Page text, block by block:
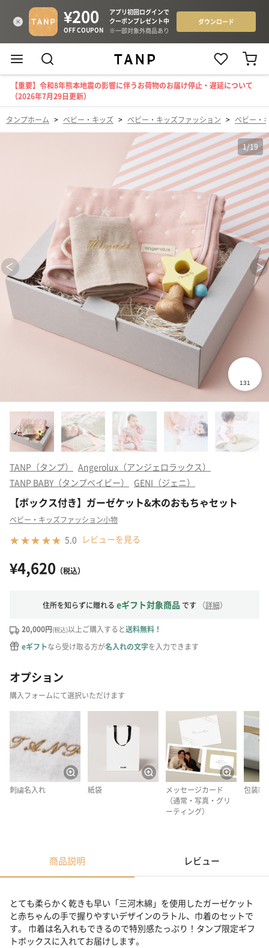
【重要】令和8年熊本地震の影響に伴うお荷物のお届け停止・遅延について
（2026年7月29日更新）
タンプホーム > ベビー・キッズ > ベビー・キッズファッション > ベビー・
1/19
TANP（タンプ）
Angerolux（アンジェロラックス）
TANP BABY（タンプベイビー）
GENI（ジェニ）
【ボックス付き】ガーゼケット&木のおもちゃセット
ベビー・キッズファッション小物
5.0 レビューを見る
¥4,620 （税込）
住所を知らずに贈れる eギフト対象商品 です （詳細）
20,000円(税込)以上ご購入すると送料無料！
eギフトなら受け取る方が名入れの文字を入力できます
オプション
購入フォームにて選択いただけます
刺繍名入れ 紙袋
メッセージカード
（通常・写真・グリ
ーティング）
包装紙
商品説明 レビュー
とても柔らかく乾きも早い「三河木綿」を使用したガーゼケット
と赤ちゃんの手で握りやすいデザインのラトル、巾着のセットで
す。 巾着は名入れもできるので特別感たっぷり！タンプ限定ギフ
トボックスに入れてお届けします。